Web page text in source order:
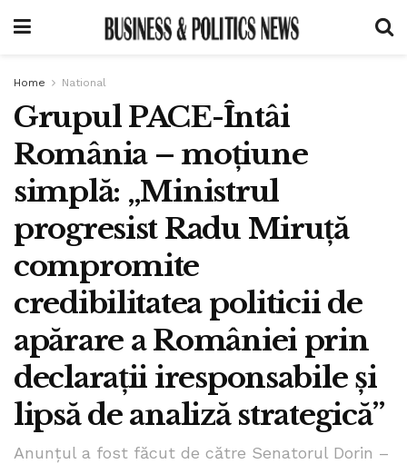
Home National
Grupul PACE-Întâi
România – moțiune
simplă: „Ministrul
progresist Radu Miruță
compromite
credibilitatea politicii de
apărare a României prin
declarații iresponsabile și
lipsă de analiză strategică”
Anunțul a fost făcut de către Senatorul Dorin –